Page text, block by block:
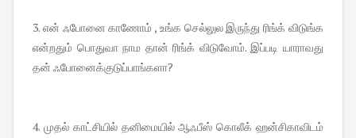
3. என் ஃபோனை காணோம் , உங்க செல்லுல இருந்து ரிங்க் விடுங்க
என்றதும் பொதுவா நாம தான் ரிங்க் விடுவோம். இப்படி யாராவது
தன் ஃபோனைக்குடுப்பாங்களா?
4. முதல் காட்சியில் தனிமையில் ஆஃபீஸ் கொலீக் ஹன்சிகாவிடம்